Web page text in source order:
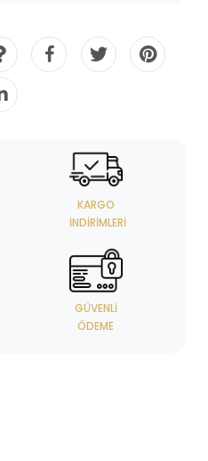
KARGO
İNDIRIMLERI
GÜVENLI
ÖDEME